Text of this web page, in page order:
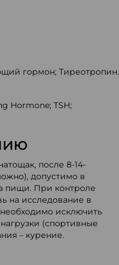
гормон; Тиреотропин.
Hormone; TSH;
после 8-14-
допустимо в
пищи. При контроле
на исследование в
исключить
(спортивные
– курение.